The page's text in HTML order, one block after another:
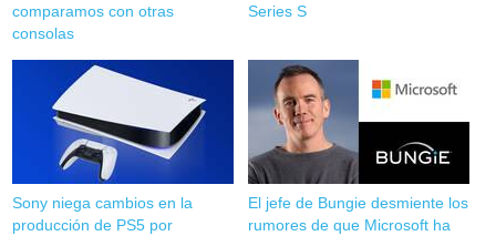
comparamos con otras
consolas
Series S
Sony niega cambios en la
producción de PS5 por
El jefe de Bungie desmiente los
rumores de que Microsoft ha